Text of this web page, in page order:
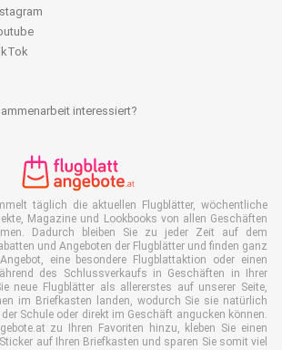
interessiert?
täglich die aktuellen Flugblätter, wöchentliche
Magazine und Lookbooks von allen Geschäften
Dadurch bleiben Sie zu jeder Zeit auf dem
und Angeboten der Flugblätter und finden ganz
eine besondere Flugblattaktion oder einen
des Schlussverkaufs in Geschäften in Ihrer
neue Flugblätter als allererstes auf unserer Seite,
im Briefkasten landen, wodurch Sie sie natürlich
Schule oder direkt im Geschäft angucken können.
zu Ihren Favoriten hinzu, kleben Sie einen
auf Ihren Briefkasten und sparen Sie somit viel